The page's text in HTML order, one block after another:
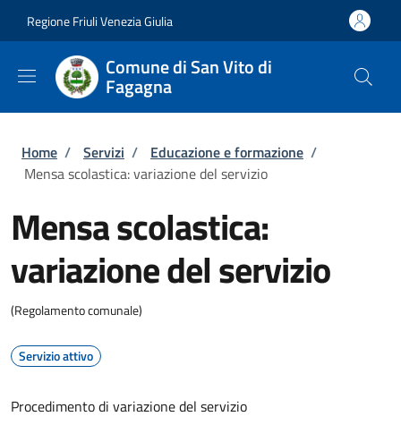
Regione Friuli Venezia Giulia
Comune di San Vito di
Fagagna
Briciole di pane
Home / Servizi / Educazione e formazione /
Mensa scolastica: variazione del servizio
Mensa scolastica:
variazione del servizio
(Regolamento comunale)
Servizio attivo
Procedimento di variazione del servizio